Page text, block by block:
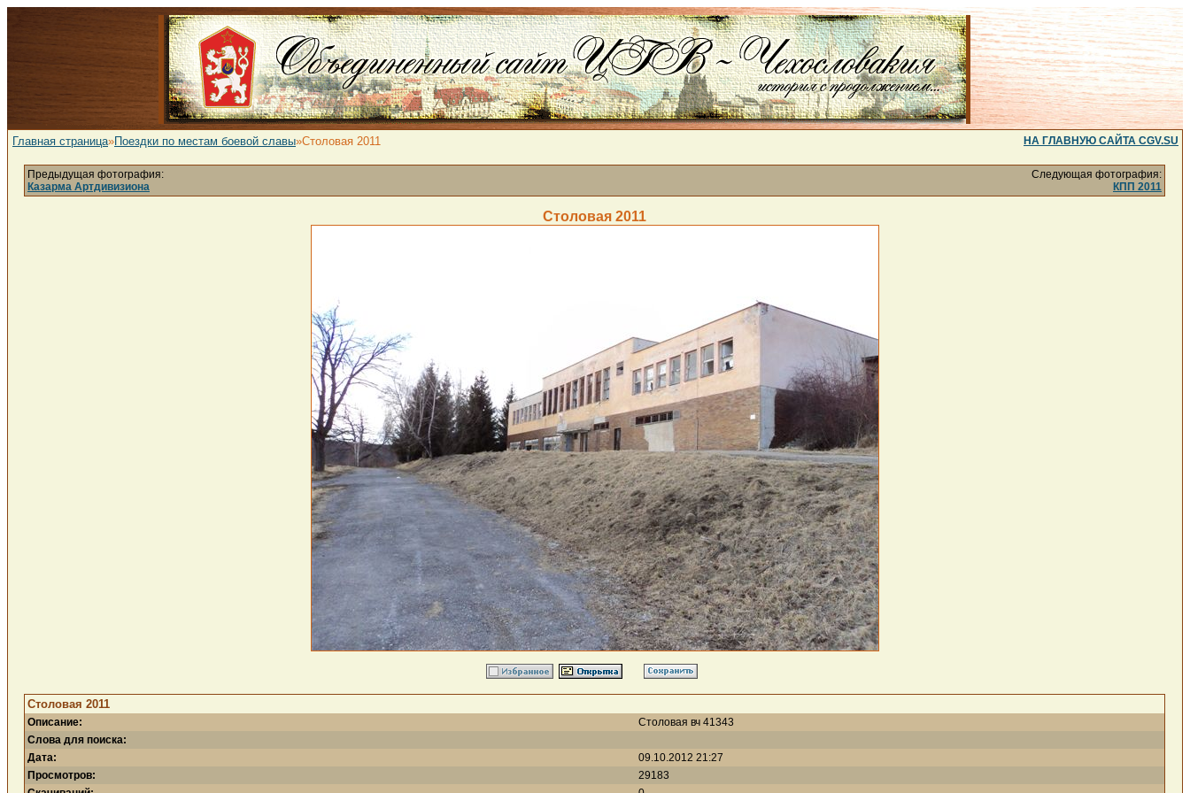
Главная страница»Поездки по местам боевой славы»Столовая 2011 НА ГЛАВНУЮ САЙТА CGV.SU
Предыдущая фотография:
Казарма Артдивизиона
Следующая фотография:
КПП 2011
Столовая 2011
Столовая 2011
Описание:
Столовая вч 41343
Слова для поиска:
Дата:
09.10.2012 21:27
Просмотров:
29183